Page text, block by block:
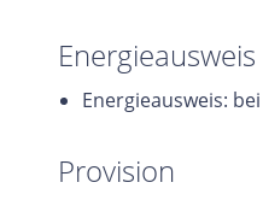
Energieausweis
Energieausweis:
Provision